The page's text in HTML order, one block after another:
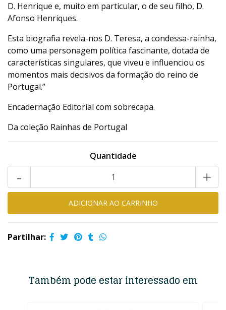
D. Henrique e, muito em particular, o de seu filho, D.
Afonso Henriques.
Esta biografia revela-nos D. Teresa, a condessa-rainha,
como uma personagem política fascinante, dotada de
características singulares, que viveu e influenciou os
momentos mais decisivos da formação do reino de
Portugal.”
Encadernação Editorial com sobrecapa.
Da coleção Rainhas de Portugal
Quantidade
+
-
Partilhar:
Também pode estar interessado em